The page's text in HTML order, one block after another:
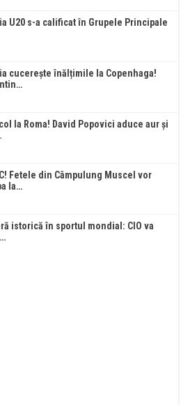
U20 s-a calificat în Grupele Principale
cucerește înălțimile la Copenhaga!
la Roma! David Popovici aduce aur și
Fetele din Câmpulung Muscel vor
la…
istorică în sportul mondial: CIO va